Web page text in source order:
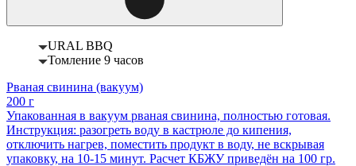
URAL BBQ
Томление 9 часов
Рваная свинина (вакуум)
200 г
Упакованная в вакуум рваная свинина, полностью готовая.
Инструкция: разогреть воду в кастрюле до кипения,
отключить нагрев, поместить продукт в воду, не вскрывая
упаковку, на 10-15 минут. Расчет КБЖУ приведён на 100 гр.